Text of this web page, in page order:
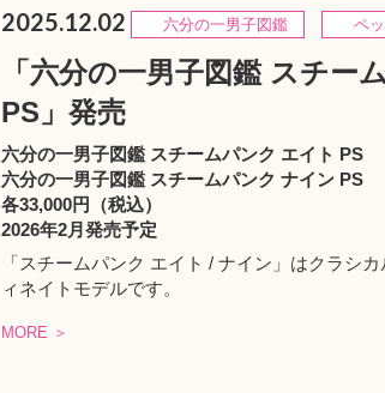
2025.12.02 六分の一男子図鑑 ペッ
「六分の一男子図鑑 スチー
PS」発売
六分の一男子図鑑 スチームパンク エイト PS
六分の一男子図鑑 スチームパンク ナイン PS
各33,000円（税込）
2026年2月発売予定
「スチームパンク エイト / ナイン」はクラシ
ィネイトモデルです。
MORE ＞